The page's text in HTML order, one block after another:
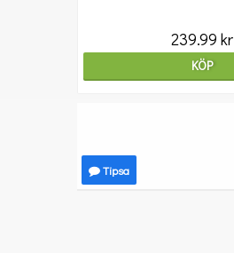
239.99 kr
KÖP
Tipsa